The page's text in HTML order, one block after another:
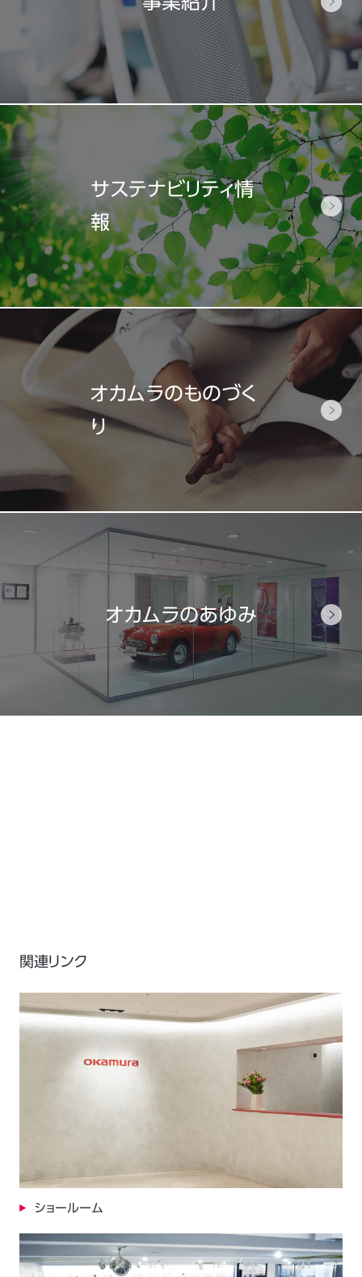
サステナビリティ情
報
オカムラのものづく
り
オカムラのあゆみ
関連リンク
ショールーム